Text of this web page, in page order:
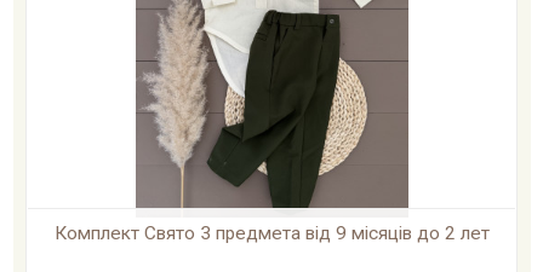
Комплект Свято 3 предмета від 9 місяців до 2 лет